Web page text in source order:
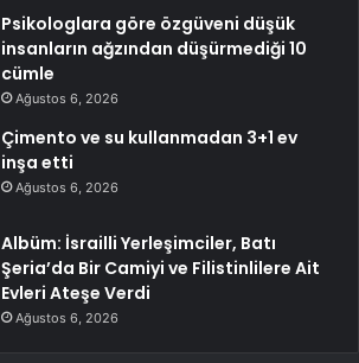
Psikologlara göre özgüveni düşük
insanların ağzından düşürmediği 10
cümle
Ağustos 6, 2026
Çimento ve su kullanmadan 3+1 ev
inşa etti
Ağustos 6, 2026
Albüm: İsrailli Yerleşimciler, Batı
Şeria’da Bir Camiyi ve Filistinlilere Ait
Evleri Ateşe Verdi
Ağustos 6, 2026